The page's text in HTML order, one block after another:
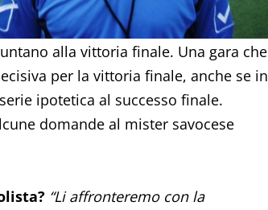
alla vittoria finale. Una gara che
per la vittoria finale, anche se in
ipotetica al successo finale.
domande al mister savocese
“Li affronteremo con la